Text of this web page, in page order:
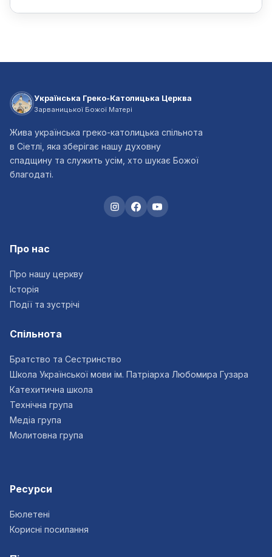
Українська Греко-Католицька Церква
Зарваницької Божої Матері
Жива українська греко-католицька спільнота
в Сіетлі, яка зберігає нашу духовну
спадщину та служить усім, хто шукає Божої
благодаті.
Про нас
Про нашу церкву
Історія
Події та зустрічі
Спільнота
Братство та Сестринство
Школа Української мови ім. Патріарха Любомира Гузара
Катехитична школа
Технічна група
Медіа група
Молитовна група
Ресурси
Бюлетені
Корисні посилання